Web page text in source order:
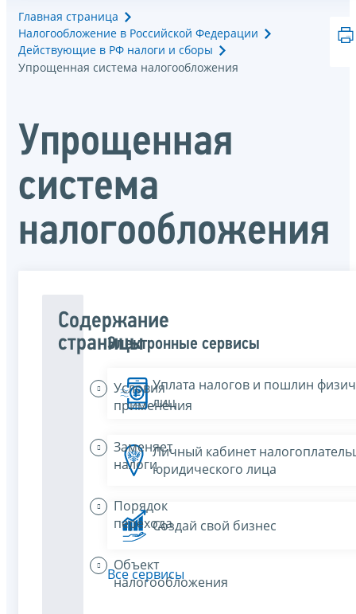
Главная страница
Налогообложение в Российской Федерации
Действующие в РФ налоги и сборы
Упрощенная система налогообложения
Упрощенная
система
налогообложения
Содержание
страницы
Условия
применения
Заменяет
налоги
Порядок
перехода
Объект
налогообложения
Электронные сервисы
Уплата налогов и пошлин
лиц
Личный кабинет
юридического лица
Создай свой бизнес
Все сервисы